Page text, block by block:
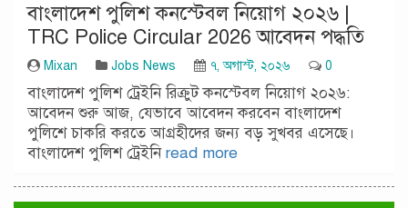
বাংলাদেশ পুলিশ কনস্টেবল নিয়োগ ২০২৬ |
TRC Police Circular 2026 আবেদন পদ্ধতি
Mixan Jobs News ৭, অগাস্ট, ২০২৬ 0
বাংলাদেশ পুলিশ ট্রেইনি রিক্রুট কনস্টেবল নিয়োগ ২০২৬:
আবেদন শুরু আজ, যেভাবে আবেদন করবেন বাংলাদেশ
পুলিশে চাকরি করতে আগ্রহীদের জন্য বড় সুখবর এসেছে।
বাংলাদেশ পুলিশ ট্রেইনিread more